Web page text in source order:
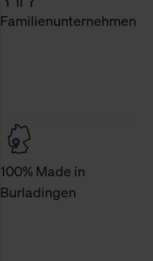
Familienunternehmen
100% Made in
Burladingen